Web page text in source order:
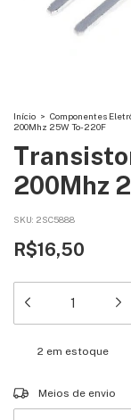
Início > Componentes
200Mhz 25W To-220F
200Mhz
SKU: 2SC5888
R$16,50
2 em estoque
Entregas para o CEP:
Meios de envio